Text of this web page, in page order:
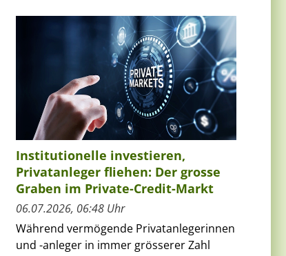
Institutionelle investieren,
Privatanleger fliehen: Der grosse
Graben im Private-Credit-Markt
06.07.2026, 06:48 Uhr
Während vermögende Privatanlegerinnen
und -anleger in immer grösserer Zahl